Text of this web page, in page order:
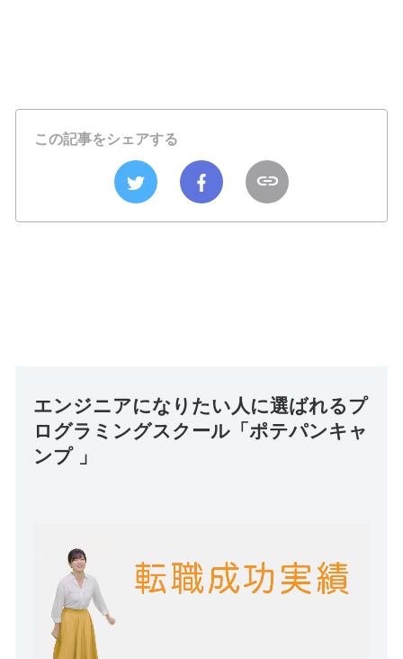
この記事をシェアする
エンジニアになりたい人に選ばれるプ
ログラミングスクール「ポテパンキャ
ンプ 」